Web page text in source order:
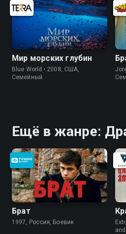
Мир морских глубин
Blue World • 2008, США,
Cемейный
Ещё в жанре:
Брат
1997, Россия, Боевик